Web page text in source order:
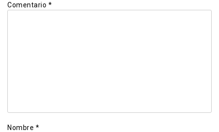
Comentario *
Nombre *